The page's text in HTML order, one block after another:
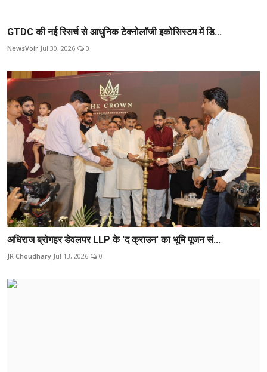
GTDC की नई रिसर्च से आधुनिक टेक्नोलॉजी इकोसिस्टम में डि...
NewsVoir Jul 30, 2026 0
अधिराज ब्रोगहर डेवलपर LLP के 'द क्राउन' का भूमि पूजन सं...
JR Choudhary Jul 13, 2026 0